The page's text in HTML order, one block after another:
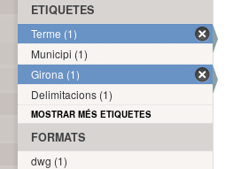
ETIQUETES
Terme (1)
Municipi (1)
Girona (1)
Delimitacions (1)
MOSTRAR MÉS ETIQUETES
FORMATS
dwg (1)